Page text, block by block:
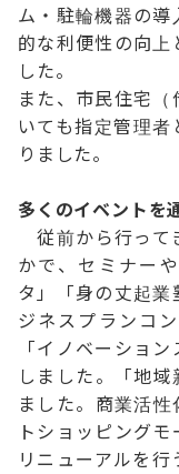
ム・駐輪機器の
的な利便性の向上
した。
また、市民住宅
いても指定管理
りました。
多くのイベントを
従前から行って
かで、セミナー
タ」「身の丈起
ジネスプランコ
「イノベーショ
しました。「地
ました。商業活
トショッピング
リニューアルを